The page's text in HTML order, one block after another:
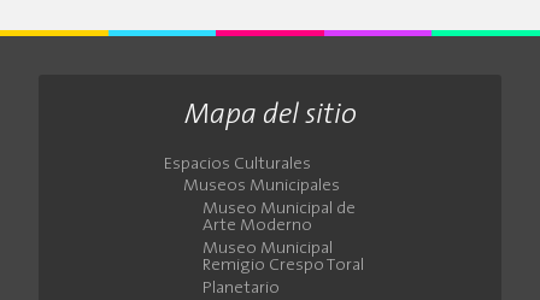
Mapa del sitio
Espacios Culturales
Museos Municipales
Museo Municipal de
Arte Moderno
Museo Municipal
Remigio Crespo Toral
Planetario